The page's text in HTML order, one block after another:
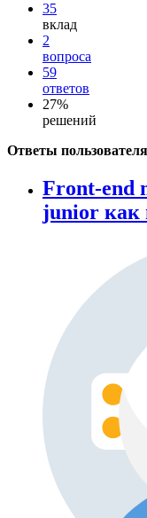
35
вклад
2
вопроса
59
ответов
27%
решений
Ответы
Front-end
junior как